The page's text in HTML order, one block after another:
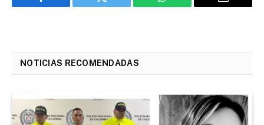
Facebook Twitter WhatsApp Email
NOTICIAS RECOMENDADAS